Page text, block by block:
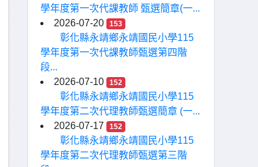
學年度第一次代課教師 甄選簡章(一...
2026-07-20
153
彰化縣永靖鄉永靖國民小學115
學年度第一次代課教師甄選第四階
段...
2026-07-10
152
彰化縣永靖鄉永靖國民小學115
學年度第二次代理教師甄選簡章 (一...
2026-07-17
152
彰化縣永靖鄉永靖國民小學115
學年度第二次代理教師甄選第三階